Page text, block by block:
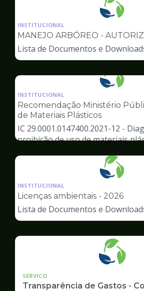
Ilustração
pagina
Meio
INSTITUCIONAL
MANEJO ARBÓREO -
Lista de Documentos e
Ilustração
pagina
Meio
INSTITUCIONAL
Recomendação Ministério
de Materiais Plásticos
IC 29.0001.0147400.2021-12 -
proibição de uso de materiais
Ilustração
pagina
Meio
INSTITUCIONAL
Licenças ambientais - 2026
Lista de Documentos e
SERVICO
Transparência de Gastos -